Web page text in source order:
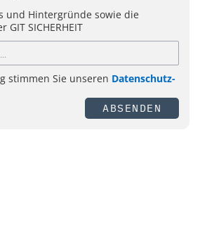
und Hintergründe sowie die
SICHERHEIT
stimmen Sie unseren Datenschutz-
ABSENDEN